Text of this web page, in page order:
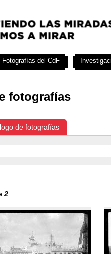
fotografías
de fotografías
2
Fotografías del CdF